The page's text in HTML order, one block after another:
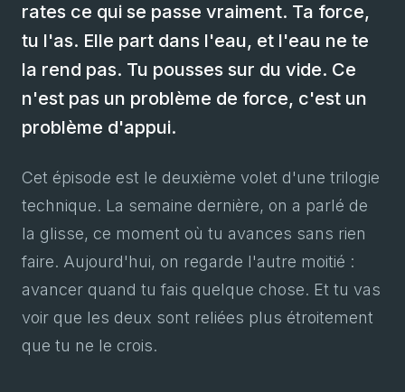
rates ce qui se passe vraiment. Ta force,
tu l'as. Elle part dans l'eau, et l'eau ne te
la rend pas. Tu pousses sur du vide. Ce
n'est pas un problème de force, c'est un
problème d'appui.
Cet épisode est le deuxième volet d'une trilogie
technique. La semaine dernière, on a parlé de
la glisse, ce moment où tu avances sans rien
faire. Aujourd'hui, on regarde l'autre moitié :
avancer quand tu fais quelque chose. Et tu vas
voir que les deux sont reliées plus étroitement
que tu ne le crois.